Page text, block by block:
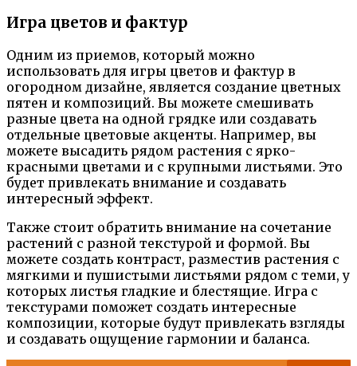
Игра цветов и фактур
Одним из приемов, который можно
использовать для игры цветов и фактур в
огородном дизайне, является создание цветных
пятен и композиций. Вы можете смешивать
разные цвета на одной грядке или создавать
отдельные цветовые акценты. Например, вы
можете высадить рядом растения с ярко-
красными цветами и с крупными листьями. Это
будет привлекать внимание и создавать
интересный эффект.
Также стоит обратить внимание на сочетание
растений с разной текстурой и формой. Вы
можете создать контраст, разместив растения с
мягкими и пушистыми листьями рядом с теми, у
которых листья гладкие и блестящие. Игра с
текстурами поможет создать интересные
композиции, которые будут привлекать взгляды
и создавать ощущение гармонии и баланса.